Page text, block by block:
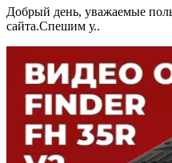
Добрый день, уважаемые
сайта.Спешим у..